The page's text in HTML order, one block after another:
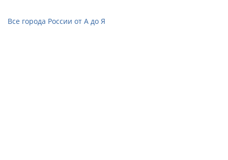
Все города России от А до Я